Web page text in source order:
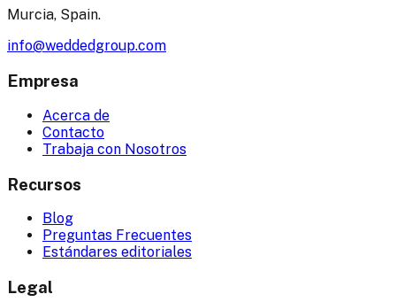
Murcia, Spain.
info@weddedgroup.com
Empresa
Acerca de
Contacto
Trabaja con Nosotros
Recursos
Blog
Preguntas Frecuentes
Estándares editoriales
Legal